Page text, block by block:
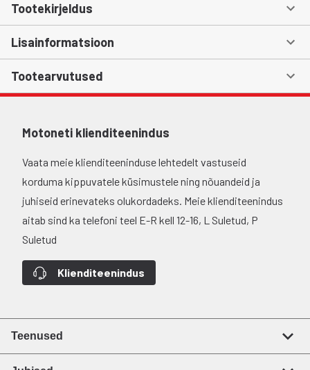
Tootekirjeldus
Lisainformatsioon
Tootearvutused
Motoneti klienditeenindus
Vaata meie klienditeeninduse lehtedelt vastuseid
korduma kippuvatele küsimustele ning nõuandeid ja
juhiseid erinevateks olukordadeks. Meie klienditeenindus
aitab sind ka telefoni teel E-R kell 12-16, L Suletud, P
Suletud
Klienditeenindus
Teenused